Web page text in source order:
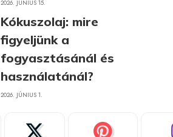
2026. JÚNIUS 15.
Kókuszolaj: mire
figyeljünk a
fogyasztásánál és
használatánál?
2026. JÚNIUS 1.